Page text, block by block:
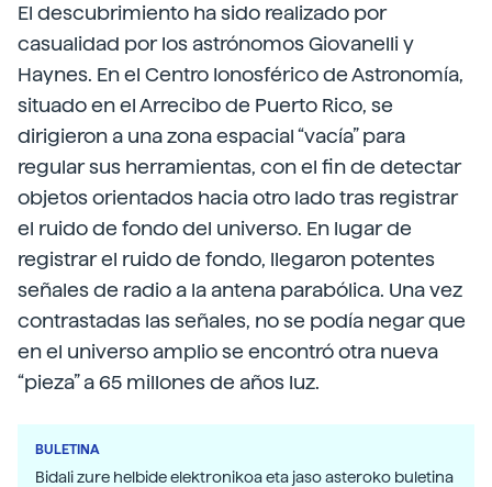
El descubrimiento ha sido realizado por
casualidad por los astrónomos Giovanelli y
Haynes. En el Centro Ionosférico de Astronomía,
situado en el Arrecibo de Puerto Rico, se
dirigieron a una zona espacial “vacía” para
regular sus herramientas, con el fin de detectar
objetos orientados hacia otro lado tras registrar
el ruido de fondo del universo. En lugar de
registrar el ruido de fondo, llegaron potentes
señales de radio a la antena parabólica. Una vez
contrastadas las señales, no se podía negar que
en el universo amplio se encontró otra nueva
“pieza” a 65 millones de años luz.
BULETINA
Bidali zure helbide elektronikoa eta jaso asteroko buletina